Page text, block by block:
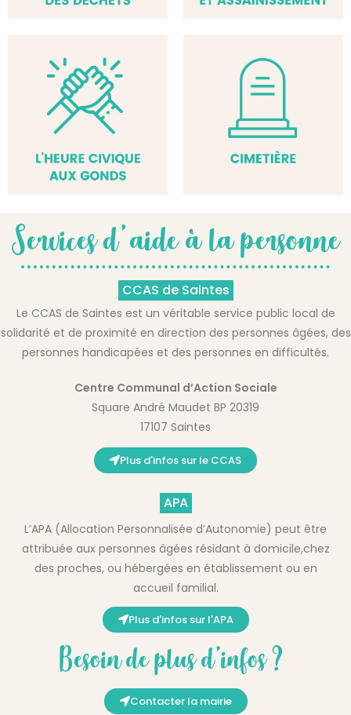
Services d'aide à la personne
CCAS de Saintes
Le CCAS de Saintes est un véritable service public local de
solidarité et de proximité en direction des personnes âgées, des
personnes handicapées et des personnes en difficultés.
Centre Communal d’Action Sociale
Square André Maudet BP 20319
17107 Saintes
Plus d'infos sur le CCAS
APA
L’APA (Allocation Personnalisée d’Autonomie) peut être
attribuée aux personnes âgées résidant à domicile,chez
des proches, ou hébergées en établissement ou en
accueil familial.
Plus d'infos sur l'APA
Besoin de plus d’infos ?
Contacter la mairie